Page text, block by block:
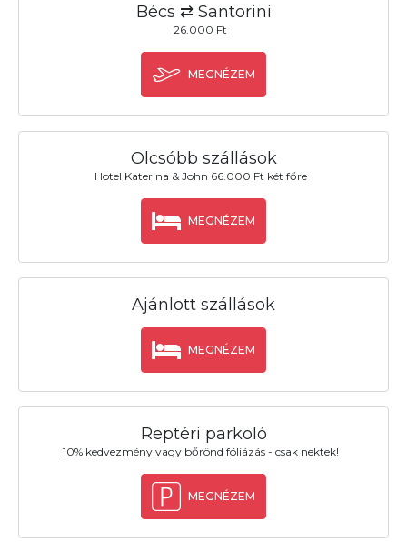
Bécs ⇄ Santorini
26.000 Ft
MEGNÉZEM
Olcsóbb szállások
Hotel Katerina & John 66.000 Ft két főre
MEGNÉZEM
Ajánlott szállások
MEGNÉZEM
Reptéri parkoló
10% kedvezmény vagy bőrönd fóliázás - csak nektek!
MEGNÉZEM